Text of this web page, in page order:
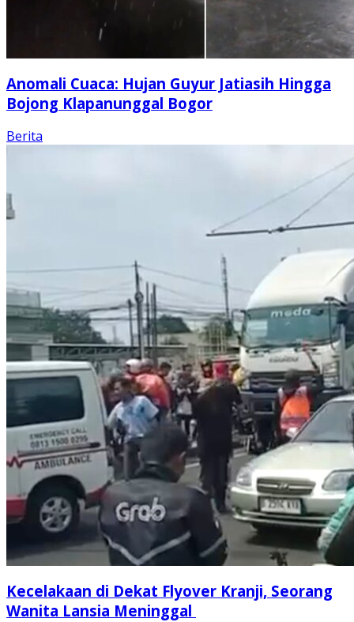
Anomali Cuaca: Hujan Guyur Jatiasih Hingga
Bojong Klapanunggal Bogor
Berita
Kecelakaan di Dekat Flyover Kranji, Seorang
Wanita Lansia Meninggal